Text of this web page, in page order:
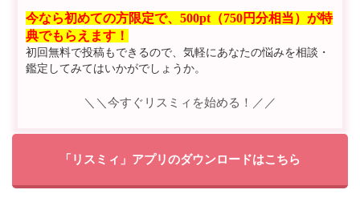
今なら初めての方限定で、500pt（750円分相当）が特
典でもらえます！
初回無料で投稿もできるので、気軽にあなたの悩みを相談・
鑑定してみてはいかがでしょうか。
＼＼今すぐリスミィを始める！／／
「リスミィ」アプリのダウンロードはこちら